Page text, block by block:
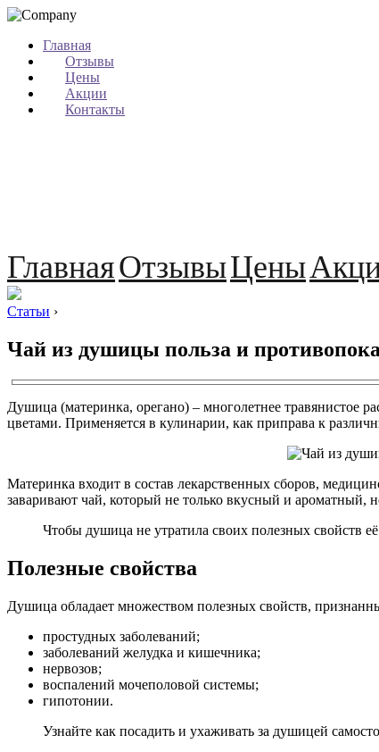
Главная
Отзывы
Цены
Акции
Контакты
ГлавнаяОтзывыЦены
Статьи ›
Чай из душицы польза и
Душица (материнка, орегано) – многолетнее травянистое
цветами. Применяется в кулинарии, как приправа к
Материнка входит в состав лекарственных сборов,
заваривают чай, который не только вкусный и ароматный,
Чтобы душица не утратила своих полезных свойств
Полезные свойства
Душица обладает множеством полезных свойств,
простудных заболеваний;
заболеваний желудка и кишечника;
нервозов;
воспалений мочеполовой системы;
гипотонии.
Узнайте как посадить и ухаживать за душицей